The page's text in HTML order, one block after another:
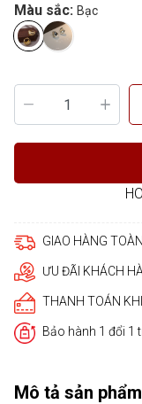
Màu sắc: Bạc
GIAO HÀNG
ƯU ĐÃI KHÁCH
THANH TOÁN
Bảo hành 1 đổi 1
Mô tả sản phẩm